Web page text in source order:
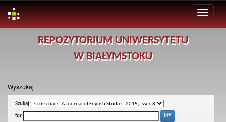
REPOZYTORIUM UNIWERSYTETU
W BIAŁYMSTOKU
Wyszukaj
Szukaj:
for